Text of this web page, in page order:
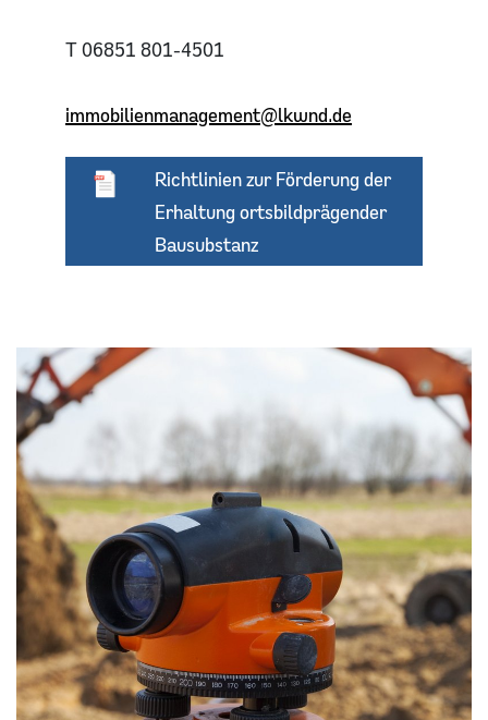
T 06851 801-4501
immobilienmanagement@lkwnd.de
Richtlinien zur Förderung der
Erhaltung ortsbildprägender
Bausubstanz